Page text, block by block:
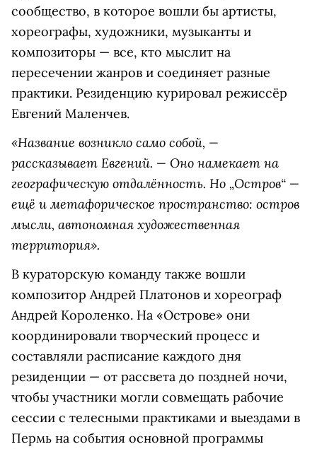
сообщество, в которое вошли бы артисты,
хореографы, художники, музыканты и
композиторы — все, кто мыслит на
пересечении жанров и соединяет разные
практики. Резиденцию курировал режиссёр
Евгений Маленчев.
«Название возникло само собой, —
рассказывает Евгений. — Оно намекает на
географическую отдалённость. Но „Остров“ —
ещё и метафорическое пространство: остров
мысли, автономная художественная
территория».
В кураторскую команду также вошли
композитор Андрей Платонов и хореограф
Андрей Короленко. На «Острове» они
координировали творческий процесс и
составляли расписание каждого дня
резиденции — от рассвета до поздней ночи,
чтобы участники могли совмещать рабочие
сессии с телесными практиками и выездами в
Пермь на события основной программы